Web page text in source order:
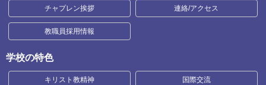
チャプレン挨拶 連絡/アクセス
教職員採用情報
学校の特色
キリスト教精神 国際交流